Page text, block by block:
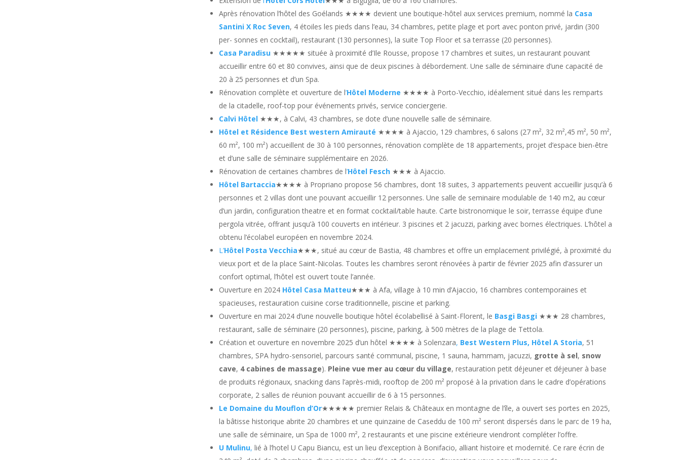
Après rénovation l’hôtel des Goélands ★★★★ devient une boutique-hôtel aux services premium, nommé la Casa
Santini X Roc Seven, 4 étoiles les pieds dans l’eau, 34 chambres, petite plage et port avec ponton privé, jardin (300
per- sonnes en cocktail), restaurant (130 personnes), la suite Top Floor et sa terrasse (20 personnes).
Casa Paradisu ★★★★★ située à proximité d’Ile Rousse, propose 17 chambres et suites, un restaurant pouvant
accueillir entre 60 et 80 convives, ainsi que de deux piscines à débordement. Une salle de séminaire d’une capacité de
20 à 25 personnes et d’un Spa.
Rénovation complète et ouverture de l’Hôtel Moderne ★★★★ à Porto-Vecchio, idéalement situé dans les remparts
de la citadelle, roof-top pour événements privés, service conciergerie.
Calvi Hôtel ★★★, à Calvi, 43 chambres, se dote d’une nouvelle salle de séminaire.
Hôtel et Résidence Best western Amirauté ★★★★ à Ajaccio, 129 chambres, 6 salons (27 m², 32 m²,45 m², 50 m²,
60 m², 100 m²) accueillent de 30 à 100 personnes, rénovation complète de 18 appartements, projet d’espace bien-être
et d’une salle de séminaire supplémentaire en 2026.
Rénovation de certaines chambres de l’Hôtel Fesch ★★★ à Ajaccio.
Hôtel Bartaccia★★★★ à Propriano propose 56 chambres, dont 18 suites, 3 appartements peuvent accueillir jusqu’à 6
personnes et 2 villas dont une pouvant accueillir 12 personnes. Une salle de seminaire modulable de 140 m2, au cœur
d’un jardin, configuration theatre et en format cocktail/table haute. Carte bistronomique le soir, terrasse équipe d’une
pergola vitrée, offrant jusqu’à 100 couverts en intérieur. 3 piscines et 2 jacuzzi, parking avec bornes électriques. L’hôtel a
obtenu l’écolabel européen en novembre 2024.
L’Hôtel Posta Vecchia★★★, situé au cœur de Bastia, 48 chambres et offre un emplacement privilégié, à proximité du
vieux port et de la place Saint-Nicolas. Toutes les chambres seront rénovées à partir de février 2025 afin d’assurer un
confort optimal, l’hôtel est ouvert toute l’année.
Ouverture en 2024 Hôtel Casa Matteu★★★ à Afa, village à 10 min d’Ajaccio, 16 chambres contemporaines et
spacieuses, restauration cuisine corse traditionnelle, piscine et parking.
Ouverture en mai 2024 d’une nouvelle boutique hôtel écolabellisé à Saint-Florent, le Basgi Basgi ★★★ 28 chambres,
restaurant, salle de séminaire (20 personnes), piscine, parking, à 500 mètres de la plage de Tettola.
Création et ouverture en novembre 2025 d’un hôtel ★★★★ à Solenzara, Best Western Plus, Hôtel A Storia, 51
chambres, SPA hydro-sensoriel, parcours santé communal, piscine, 1 sauna, hammam, jacuzzi, grotte à sel, snow
cave, 4 cabines de massage). Pleine vue mer au cœur du village, restauration petit déjeuner et déjeuner à base
de produits régionaux, snacking dans l’après-midi, rooftop de 200 m² proposé à la privation dans le cadre d’opérations
corporate, 2 salles de réunion pouvant accueillir de 6 à 15 personnes.
Le Domaine du Mouflon d’Or★★★★★ premier Relais & Châteaux en montagne de l’île, a ouvert ses portes en 2025,
la bâtisse historique abrite 20 chambres et une quinzaine de Caseddu de 100 m² seront dispersés dans le parc de 19 ha,
une salle de séminaire, un Spa de 1000 m², 2 restaurants et une piscine extérieure viendront compléter l’offre.
U Mulinu, lié à l’hotel U Capu Biancu, est un lieu d’exception à Bonifacio, alliant histoire et modernité. Ce rare écrin de